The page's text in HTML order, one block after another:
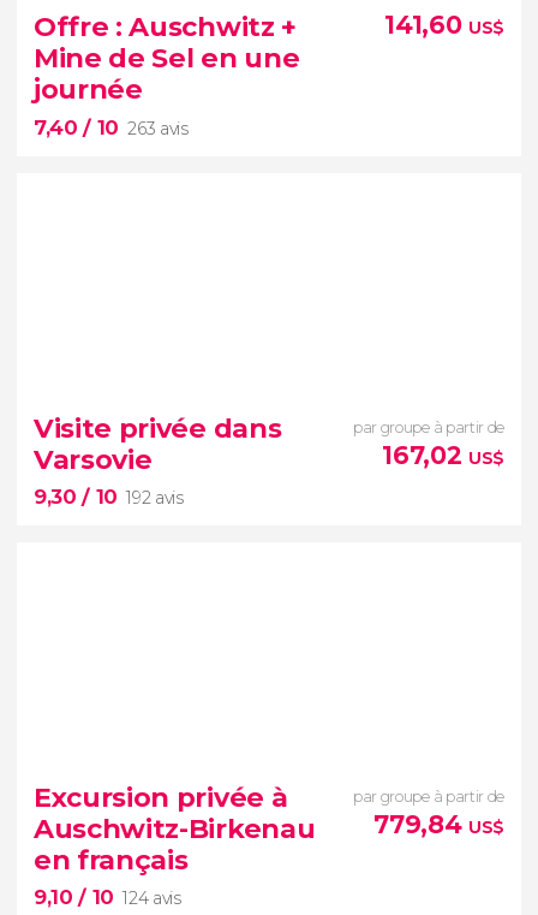
l'effroyable histoire du camp de
concentration d’Auschwitz
Offre : Auschwitz +
Mine de Sel en une
journée
7,40/ 10 263 avis
141,60 US$
263 avis
Visite privée dans
Varsovie
9,30/ 10 192 avis
par groupe à partir de
167,02 US$
192 avis
guide français
visiter
Varsovie avec vos proches
Excursion privée à
Auschwitz-Birkenau
en français
9,10/ 10 124 avis
par groupe à partir de
779,84 US$